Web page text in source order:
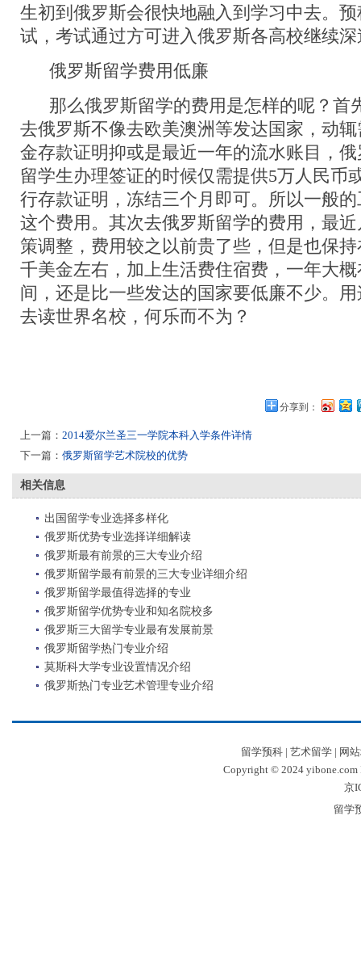
生初到俄罗斯会很快地融入到学习中去。
试，考试通过方可进入俄罗斯各高校继续深
俄罗斯留学费用低廉
那么俄罗斯留学的费用是怎样的呢？首
去俄罗斯不像去欧美澳洲等发达国家，动
金存款证明抑或是最近一年的流水账目，
留学生办理签证的时候仅需提供5万人民币
行存款证明，冻结三个月即可。所以一般
这个费用。其次去俄罗斯留学的费用，最
策调整，费用较之以前贵了些，但是也保
千美金左右，加上生活费住宿费，一年大
间，还是比一些发达的国家要低廉不少。
去读世界名校，何乐而不为？
分享到：
上一篇： 2014爱尔兰圣三一学院本科入学条件详情
下一篇： 俄罗斯留学艺术院校的优势
相关信息
出国留学专业选择多样化
俄罗斯优势专业选择详细解读
俄罗斯最有前景的三大专业介绍
俄罗斯留学最有前景的三大专业详细介绍
俄罗斯留学最值得选择的专业
俄罗斯留学优势专业和知名院校多
俄罗斯三大留学专业最有发展前景
俄罗斯留学热门专业介绍
莫斯科大学专业设置情况介绍
俄罗斯热门专业艺术管理专业介绍
留学预科| 艺术留学| 网
Copyright © 2024 yibone.com
京
留学